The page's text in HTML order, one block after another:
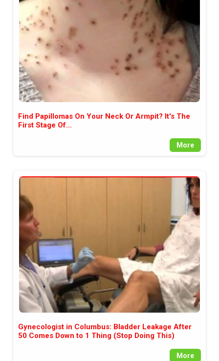
аудитория, затова държим на
прозрачност и коректност от
наша страна. Поднасяме ви
новините такива, каквито са. В
пълния си потенциал.
Find Papillomas On Your Neck Or Armpit? It's The
First Stage Of...
More
Gynecologist in Columbus: Bladder Leakage After
50 Comes Down to 1 Thing (Stop Doing This)
More